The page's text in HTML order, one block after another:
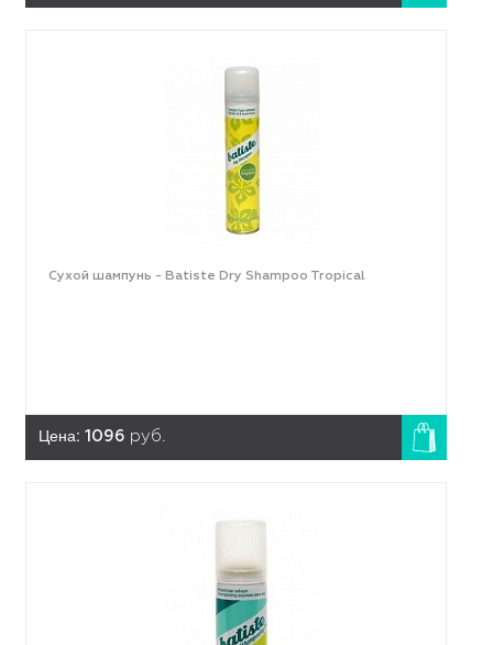
Сухой шампунь - Batiste Dry Shampoo Tropical
Цена: 1096 руб.